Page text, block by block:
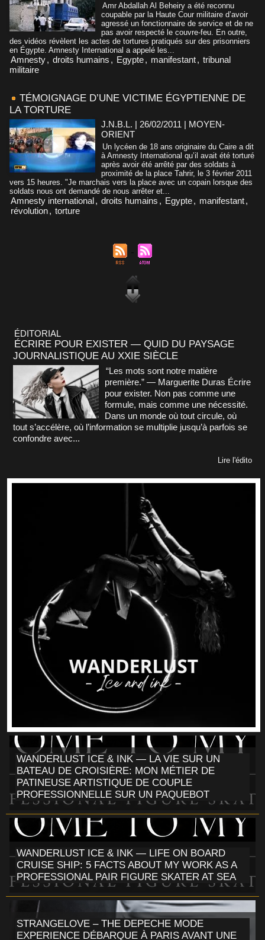
Amr Abdallah Al Beheiry a été reconnu
coupable par la Haute Cour militaire d’avoir
agressé un fonctionnaire de service et de ne
pas avoir respecté le couvre-feu. En outre,
des vidéos révèlent les actes de tortures pratiqués sur des prisonniers
en Égypte. Amnesty International a appelé les...
Amnesty, droits humains , Egypte, manifestant, tribunal
militaire
TÉMOIGNAGE D’UNE VICTIME ÉGYPTIENNE DE
LA TORTURE
J.N.B.L. | 26/02/2011 | MOYEN-
ORIENT
Un lycéen de 18 ans originaire du Caire a dit
à Amnesty International qu’il avait été torturé
après avoir été arrêté par des soldats à
proximité de la place Tahrir, le 3 février 2011
vers 15 heures. "Je marchais vers la place avec un copain lorsque des
soldats nous ont demandé de nous arrêter et...
Amnesty international, droits humains , Egypte, manifestant,
révolution, torture
ÉDITORIAL
ÉCRIRE POUR EXISTER — QUID DU PAYSAGE
JOURNALISTIQUE AU XXIE SIÈCLE
“Les mots sont notre matière
première.” — Marguerite Duras Écrire
pour exister. Non pas comme une
formule, mais comme une nécessité.
Dans un monde où tout circule, où
tout s’accélère, où l’information se multiplie jusqu’à parfois se
confondre avec...
Lire l'édito
WANDERLUST ICE & INK — LA VIE SUR UN
BATEAU DE CROISIÈRE: MON MÉTIER DE
PATINEUSE ARTISTIQUE DE COUPLE
PROFESSIONNELLE SUR UN PAQUEBOT
WANDERLUST ICE & INK — LIFE ON BOARD
CRUISE SHIP: 5 FACTS ABOUT MY WORK AS A
PROFESSIONAL PAIR FIGURE SKATER AT SEA
STRANGELOVE – THE DEPECHE MODE
EXPERIENCE DÉBARQUE À PARIS AVANT UNE